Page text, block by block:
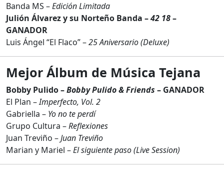
Banda MS –Edición Limitada
Julión Álvarez y su Norteño Banda –42 18–
GANADOR
Luis Ángel “El Flaco” –25 Aniversario (Deluxe)
Mejor Álbum de Música Tejana
Bobby Pulido –Bobby Pulido & Friends – GANADOR
El Plan –Imperfecto, Vol. 2
Gabriella – Yo no te perdí
Grupo Cultura –Reflexiones
Juan Treviño –Juan Treviño
Marian y Mariel –El siguiente paso (Live Session)